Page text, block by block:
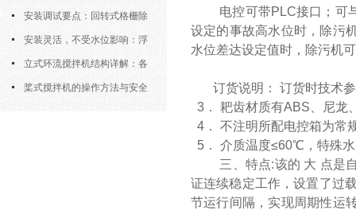
逻辑安装调试要点：回转式格栅除
污机的土建配合要求与水平度校准
安装灵活，不受水位影响：浮
筒式曝气机的结构优势与适用场景
立式环流搅拌机结构详解：各
部件的功能与协同
桨式搅拌机的操作方法与安全
电控可带PLC接口；可
设定的事故高水位时，除污
水位差达设定值时，除污机
订货说明： 订货时技术
3． 耙齿材质有ABS、尼龙
4． 不注明所配电控箱为常
5． 介质温度≤60℃，特殊
三、特点:该的 大 点是
证连续稳定工作，设置了过
节运行间隔，实现周期性运